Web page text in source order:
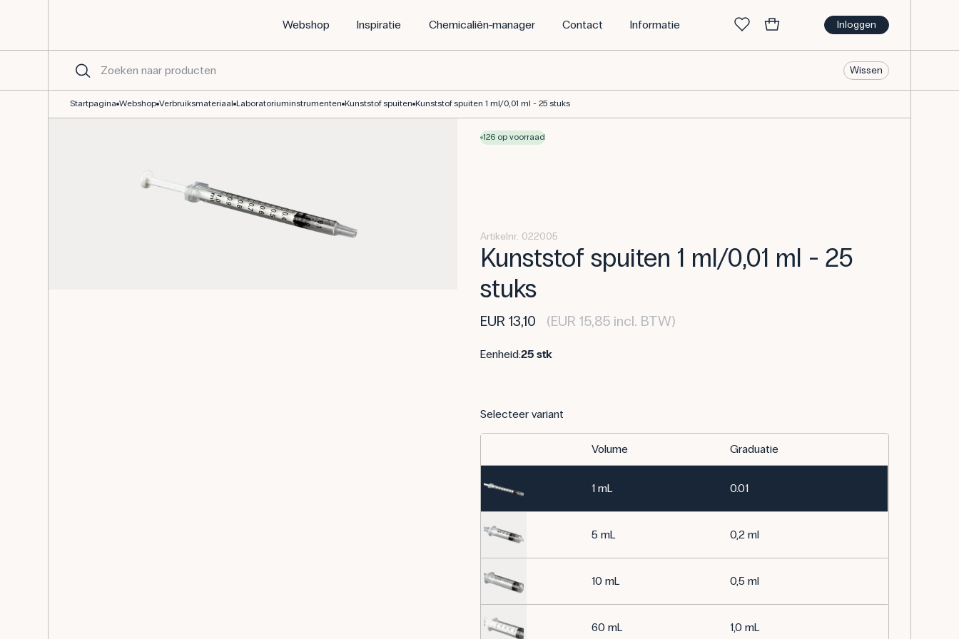
Inloggen
Webshop Inspiratie Chemicaliën-manager Contact Informatie
Wissen
Startpagina Webshop Verbruiksmateriaal Laboratoriuminstrumenten Kunststof spuiten Kunststof spuiten 1 ml/0,01 ml - 25 stuks
126 op voorraad
Artikelnr. 022005
Kunststof spuiten 1 ml/0,01 ml - 25
stuks
EUR 13,10 (EUR 15,85 incl. BTW)
Eenheid:25 stk
Selecteer variant
Volume Graduatie
1 mL 0.01
5 mL 0,2 ml
10 mL 0,5 ml
60 mL 1,0 mL